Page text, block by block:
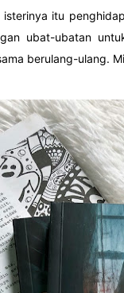
isterinya itu
ubat-ubatan
berulang-ulang.